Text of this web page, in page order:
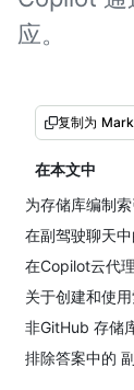
应。
复制为
在本文中
为存储库编制
在副驾驶聊天
在Copilot云代
关于创建和使用
非GitHub 存储
排除答案中的